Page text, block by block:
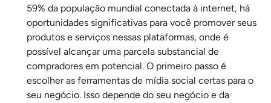
59% da população mundial conectada à internet, há
oportunidades significativas para você promover seus
produtos e serviços nessas plataformas, onde é
possível alcançar uma parcela substancial de
compradores em potencial. O primeiro passo é
escolher as ferramentas de mídia social certas para o
seu negócio. Isso depende do seu negócio e da